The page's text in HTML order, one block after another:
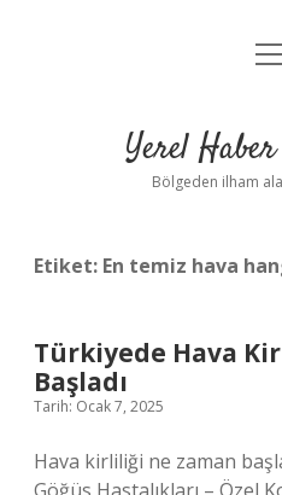
Yasal
Yerel
Bölgeden ilham
Etiket: En temiz hava
Türkiyede Hava
Başladı
Tarih: Ocak 7, 2025
Hava kirliliği ne zaman